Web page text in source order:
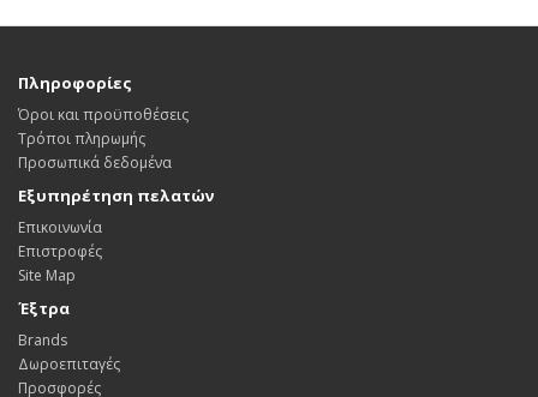
Πληροφορίες
Όροι και προϋποθέσεις
Τρόποι πληρωμής
Προσωπικά δεδομένα
Εξυπηρέτηση πελατών
Επικοινωνία
Επιστροφές
Site Map
Έξτρα
Brands
Δωροεπιταγές
Προσφορές